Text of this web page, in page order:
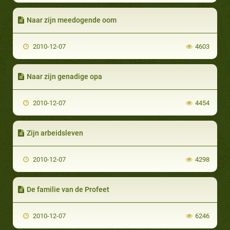
Naar zijn meedogende oom
2010-12-07 4603
Naar zijn genadige opa
2010-12-07 4454
Zijn arbeidsleven
2010-12-07 4298
De familie van de Profeet
2010-12-07 6246